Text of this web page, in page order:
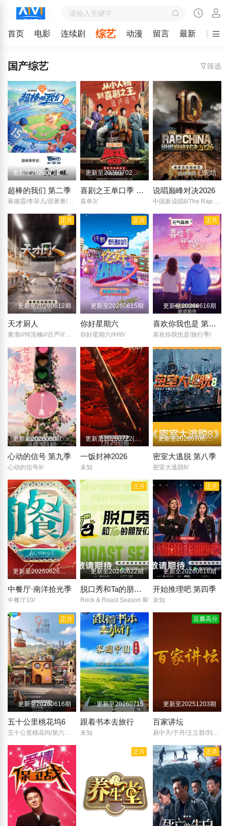
首页 电影 连续剧 综艺 动漫 留言 最新 排行
国产综艺 筛选
更新至20260731第1期
超棒的我们 第二季
蒋璐霞/李菲儿/屈菁菁/刘维/吴俊霆/赵辰龙/
更新至20260702先导片
喜剧之王单口季 第三季
喜单3/
已完结
说唱巅峰对决2026
中国新说唱8/The Rap of China 2026/
正片
更新至20260612期
天才厨人
正片
更新至20260615期
你好星期六
你好星期六//H!6/
正片
更新至20260616期
喜欢你我也是 第六季
喜欢你我也是/旅行季/
更新至20260803(第1期中纯享)
心动的信号 第九季
心动的信号9/
更新至20260722(先导片)
一饭封神2026
未知
更新至20260708超前聚会（下）
密室大逃脱 第八季
密室大逃脱8/
更新至20260626第2期
中餐厅·南洋拾光季
中餐厅10/
正片
更新至20260622期
脱口秀和Ta的朋友们 第三季
Rock & Roast Season Ⅲ/
正片
更新至20260616期
开始推理吧 第四季
未知
正片
更新至20260616期
五十公里桃花坞6
五十公里桃花坞/第六季/桃花坞6/五十公里桃花坞/城市角落/
更新至20260715
跟着书本去旅行
未知
豆瓣高分
更新至20251203期
百家讲坛
易中天/于丹/王立群/刘心武/周汝昌/阎崇年/郦波/钱文忠/葛剑雄/蒙曼/纪连海/赵晓岚/马未都/袁腾飞/周国平/孔庆东/鲍鹏山/曾仕强/王蒙/
正片 正片